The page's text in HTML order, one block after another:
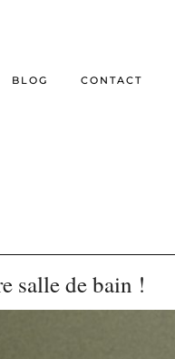
BLOG CONTACT
salle de bain !